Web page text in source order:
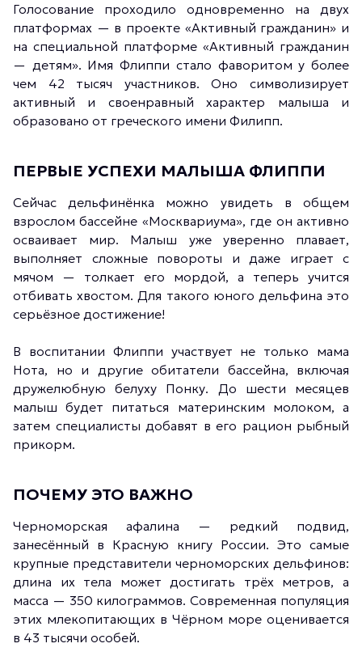
Голосование проходило одновременно на двух
платформах — в проекте «Активный гражданин» и
на специальной платформе «Активный гражданин
— детям». Имя Флиппи стало фаворитом у более
чем 42 тысяч участников. Оно символизирует
активный и своенравный характер малыша и
образовано от греческого имени Филипп.
ПЕРВЫЕ УСПЕХИ МАЛЫША ФЛИППИ
Сейчас дельфинёнка можно увидеть в общем
взрослом бассейне «Москвариума», где он активно
осваивает мир. Малыш уже уверенно плавает,
выполняет сложные повороты и даже играет с
мячом — толкает его мордой, а теперь учится
отбивать хвостом. Для такого юного дельфина это
серьёзное достижение!
В воспитании Флиппи участвует не только мама
Нота, но и другие обитатели бассейна, включая
дружелюбную белуху Понку. До шести месяцев
малыш будет питаться материнским молоком, а
затем специалисты добавят в его рацион рыбный
прикорм.
ПОЧЕМУ ЭТО ВАЖНО
Черноморская афалина — редкий подвид,
занесённый в Красную книгу России. Это самые
крупные представители черноморских дельфинов:
длина их тела может достигать трёх метров, а
масса — 350 килограммов. Современная популяция
этих млекопитающих в Чёрном море оценивается
в 43 тысячи особей.